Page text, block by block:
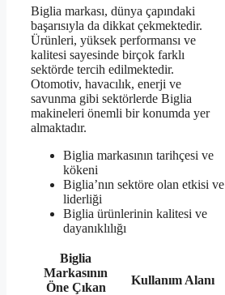
Biglia markası, dünya çapındaki
başarısıyla da dikkat çekmektedir.
Ürünleri, yüksek performansı ve
kalitesi sayesinde birçok farklı
sektörde tercih edilmektedir.
Otomotiv, havacılık, enerji ve
savunma gibi sektörlerde Biglia
makineleri önemli bir konumda yer
almaktadır.
Biglia markasının tarihçesi ve
kökeni
Biglia’nın sektöre olan etkisi ve
liderliği
Biglia ürünlerinin kalitesi ve
dayanıklılığı
Biglia
Markasının
Öne Çıkan
Kullanım Alanı